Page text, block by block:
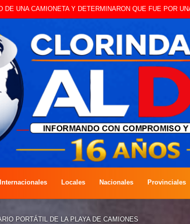
OCURRIDO ESTE JUEVES
Internacionales Locales Nacionales Provinciales
PORTÁTIL DE LA PLAYA DE CAMIONES